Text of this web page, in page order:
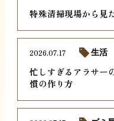
特殊清掃現場から見
忙しすぎるアラサー
慣の作り方
2026.07.17 生活